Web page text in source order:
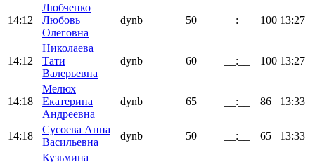
14:12
Любченко
Любовь
Олеговна
dynb 50 __:__ 100 13:27
14:12
Николаева
Тати
Валерьевна
dynb 60 __:__ 100 13:27
14:18
Мелюх
Екатерина
Андреевна
dynb 65 __:__ 86 13:33
14:18
Сусоева Анна
Васильевна
dynb 50 __:__ 65 13:33
Кузьмина